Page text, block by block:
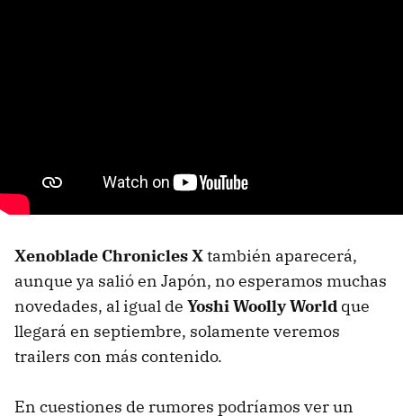
Xenoblade Chronicles Xtambién aparecerá,
aunque ya salió en Japón, no esperamos muchas
novedades, al igual de Yoshi Woolly World que
llegará en septiembre, solamente veremos
trailers con más contenido.
En cuestiones de rumores podríamos ver un